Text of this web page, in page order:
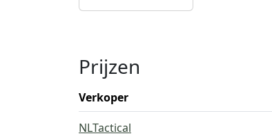
Prijzen
Verkoper
NLTactical